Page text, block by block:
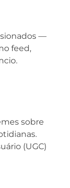
—
feed,
sobre
(UGC)